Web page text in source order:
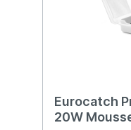
Eurocatch
20W